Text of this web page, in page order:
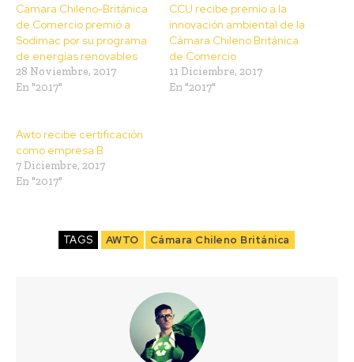
Cámara Chileno-Británica
de Comercio premió a
Sodimac por su programa
de energías renovables
28 Noviembre, 2017
En "2017"
CCU recibe premio a la
innovación ambiental de la
Cámara Chileno Británica
de Comercio
11 Diciembre, 2017
En "2017"
Awto recibe certificación
como empresa B
7 Diciembre, 2017
En "2017"
TAGS AWTO Cámara Chileno Británica